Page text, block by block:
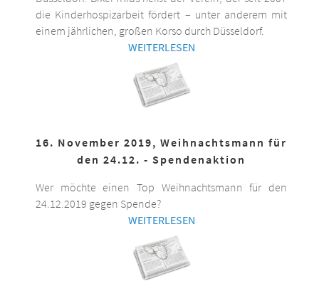
die Kinderhospizarbeit fördert – unter anderem mit
einem jährlichen, großen Korso durch Düsseldorf.
WEITERLESEN
16. November 2019, Weihnachtsmann für
den 24.12. - Spendenaktion
Wer möchte einen Top Weihnachtsmann für den
24.12.2019 gegen Spende?
WEITERLESEN